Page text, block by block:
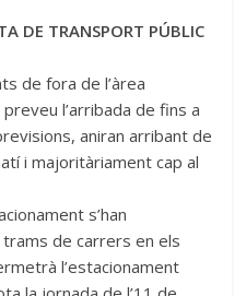
DE TRANSPORT PÚBLIC
de fora de l’àrea
l’arribada de fins a
aniran arribant de
i majoritàriament cap al
s’han
de carrers en els
l’estacionament